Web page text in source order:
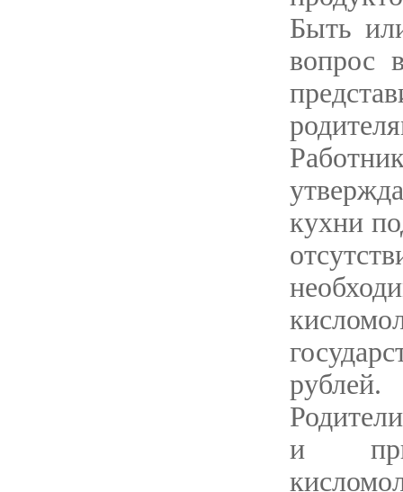
Быть
вопрос
кухни
рублей.
и